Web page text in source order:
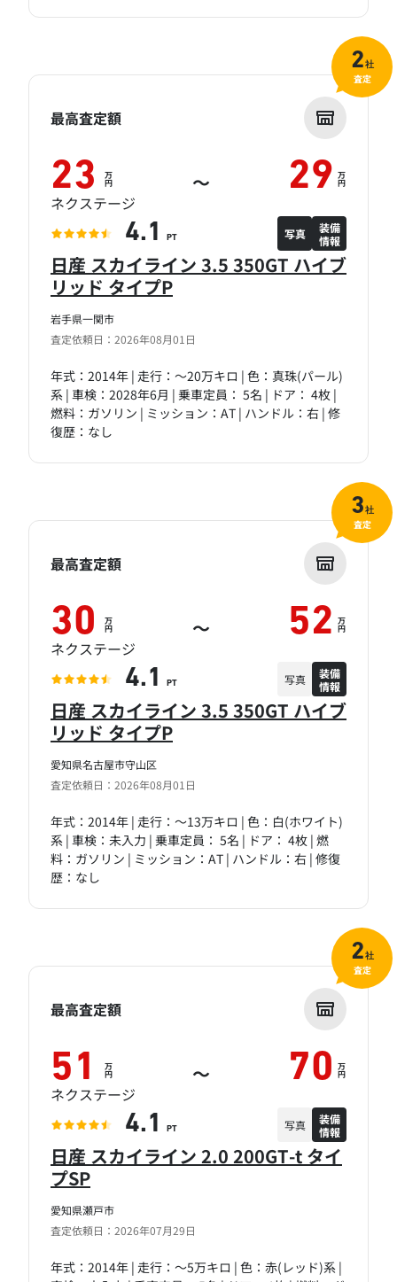
岩手県一関市
査定依頼日：2026年08月01日
日産 スカイライン 3.5 350GT ハイブ
リッド タイプP
年式：2014年 | 走行：～20万キロ | 色：真珠(パール)
系 | 車検：2028年6月 | 乗車定員： 5名 | ドア： 4枚 |
燃料：ガソリン | ミッション：AT | ハンドル：右 | 修
復歴：なし
最高査定額
23 万
円 ～ 29 万
円
ネクステージ
4.1 PT 写真
装備
情報
2社
査定
愛知県名古屋市守山区
査定依頼日：2026年08月01日
日産 スカイライン 3.5 350GT ハイブ
リッド タイプP
年式：2014年 | 走行：～13万キロ | 色：白(ホワイト)
系 | 車検：未入力 | 乗車定員： 5名 | ドア： 4枚 | 燃
料：ガソリン | ミッション：AT | ハンドル：右 | 修復
歴：なし
最高査定額
30 万
円 ～ 52 万
円
ネクステージ
4.1 PT 写真
装備
情報
3社
査定
愛知県瀬戸市
査定依頼日：2026年07月29日
日産 スカイライン 2.0 200GT-t タイ
プSP
年式：2014年 | 走行：～5万キロ | 色：赤(レッド)系 |
最高査定額
51 万
円 ～ 70 万
円
ネクステージ
4.1 PT 写真
装備
情報
2社
査定